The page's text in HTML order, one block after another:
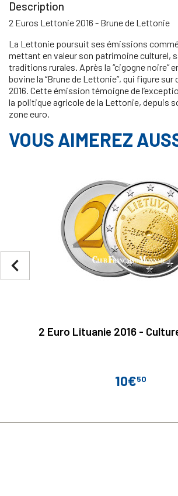
Description
2 Euros Lettonie 2016 - Brune de Lettonie
La Lettonie poursuit ses émissions
mettant en valeur son patrimoine culturel,
traditions rurales. Après la “cigogne noire”
bovine la “Brune de Lettonie”, qui figure
2016. Cette émission témoigne de
la politique agricole de la Lettonie, depuis
zone euro.
VOUS AIMEREZ
2 Euro Lituanie 2016 -
Prix
10€50
navigate_before